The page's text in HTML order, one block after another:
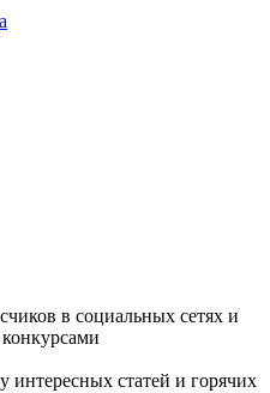
в социальных сетях и
статей и горячих